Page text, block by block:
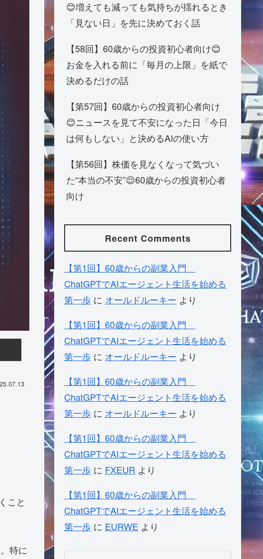
こと
特に
😊増えても減っても気持ちが揺れるとき
「見ない日」を先に決めておく話
【58回】60歳からの投資初心者向け😊
お金を入れる前に「毎月の上限」を紙で
決めるだけの話
【第57回】60歳からの投資初心者向け
😊ニュースを見て不安になった日「今日
は何もしない」と決めるAIの使い方
【第56回】株価を見なくなって気づい
た“本当の不安”😌60歳からの投資初心者
向け
Recent Comments
【第1回】60歳からの副業入門
ChatGPTでAIエージェント生活を始める
第一歩 に オールドルーキー より
【第1回】60歳からの副業入門
ChatGPTでAIエージェント生活を始める
第一歩 に オールドルーキー より
【第1回】60歳からの副業入門
ChatGPTでAIエージェント生活を始める
第一歩 に オールドルーキー より
【第1回】60歳からの副業入門
ChatGPTでAIエージェント生活を始める
第一歩 に FXEUR より
【第1回】60歳からの副業入門
ChatGPTでAIエージェント生活を始める
第一歩 に EURWE より